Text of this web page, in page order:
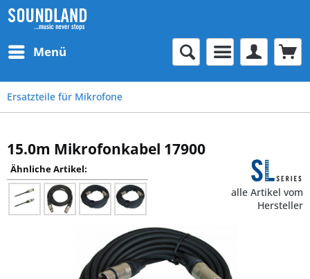
Menü
Ersatzteile für Mikrofone
15.0m Mikrofonkabel 17900
Ähnliche Artikel:
alle Artikel vom
Hersteller